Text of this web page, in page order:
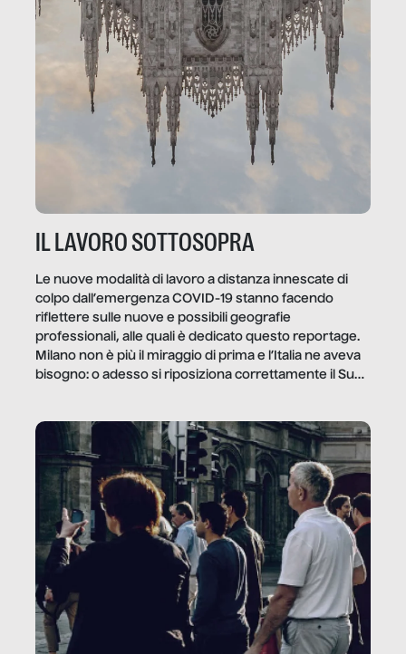
IL LAVORO SOTTOSOPRA
Le nuove modalità di lavoro a distanza innescate di
colpo dall’emergenza COVID-19 stanno facendo
riflettere sulle nuove e possibili geografie
professionali, alle quali è dedicato questo reportage.
Milano non è più il miraggio di prima e l’Italia ne aveva
bisogno: o adesso si riposiziona correttamente il Sud